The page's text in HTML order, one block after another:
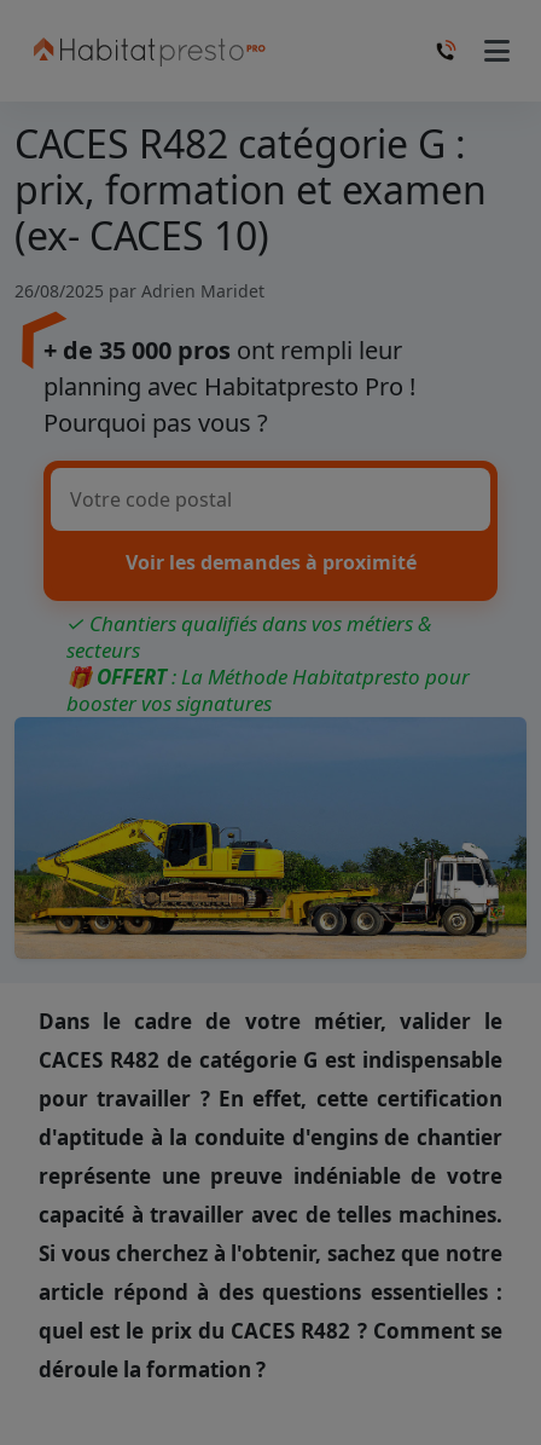
CACES R482 catégorie G :
prix, formation et examen
(ex- CACES 10)
26/08/2025 par Adrien Maridet
+ de 35 000 pros ont rempli leur
planning avec Habitatpresto Pro !
Pourquoi pas vous ?
Voir les demandes à proximité
✓ Chantiers qualifiés dans vos métiers &
secteurs
🎁OFFERT: La Méthode Habitatpresto pour
booster vos signatures
Dans le cadre de votre métier, valider le
CACES R482 de catégorie G est indispensable
pour travailler ? En effet, cette certification
d'aptitude à la conduite d'enginsde chantier
représente une preuve indéniable de votre
capacité à travailler avec de telles machines.
Si vous cherchez à l'obtenir, sachez que notre
article répond à des questions essentielles :
quel est le prix du CACES R482 ? Comment se
déroule la formation ?